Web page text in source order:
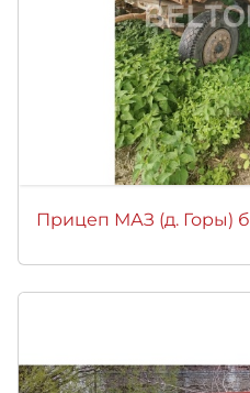
Прицеп МАЗ (д. Горы)